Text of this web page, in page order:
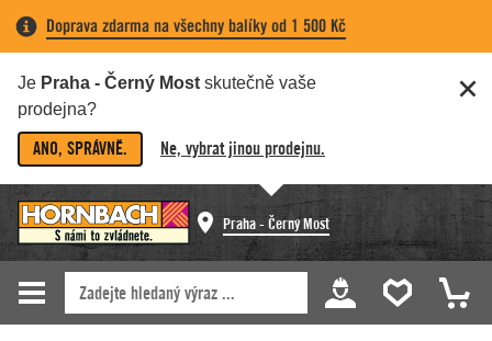
Doprava zdarma na všechny balíky od 1 500 Kč
Je Praha - Černý Most skutečně vaše
prodejna?
ANO, SPRÁVNĚ. Ne, vybrat jinou prodejnu.
Praha - Černý Most